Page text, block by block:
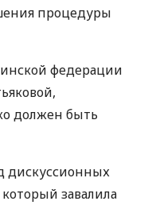
процедуры
федерации
должен быть
дискуссионных
завалила